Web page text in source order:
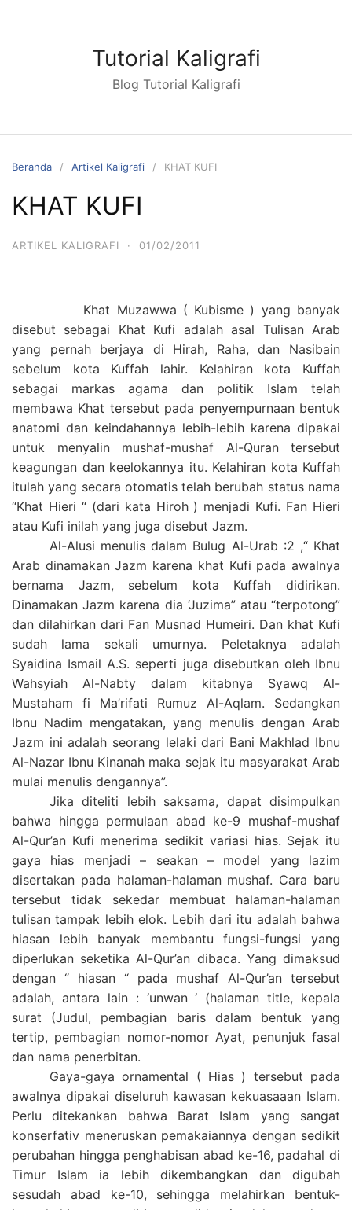
Tutorial Kaligrafi
Blog Tutorial Kaligrafi
Beranda Artikel Kaligrafi KHAT KUFI
KHAT KUFI
ARTIKEL KALIGRAFI · 01/02/2011
Khat Muzawwa ( Kubisme ) yang banyak
disebut sebagai Khat Kufi adalah asal Tulisan Arab
yang pernah berjaya di Hirah, Raha, dan Nasibain
sebelum kota Kuffah lahir. Kelahiran kota Kuffah
sebagai markas agama dan politik Islam telah
membawa Khat tersebut pada penyempurnaan bentuk
anatomi dan keindahannya lebih-lebih karena dipakai
untuk menyalin mushaf-mushaf Al-Quran tersebut
keagungan dan keelokannya itu. Kelahiran kota Kuffah
itulah yang secara otomatis telah berubah status nama
“Khat Hieri “ (dari kata Hiroh ) menjadi Kufi. Fan Hieri
atau Kufi inilah yang juga disebut Jazm.
Al-Alusi menulis dalam Bulug Al-Urab :2 ,“ Khat
Arab dinamakan Jazm karena khat Kufi pada awalnya
bernama Jazm, sebelum kota Kuffah didirikan.
Dinamakan Jazm karena dia ‘Juzima” atau “terpotong”
dan dilahirkan dari Fan Musnad Humeiri. Dan khat Kufi
sudah lama sekali umurnya. Peletaknya adalah
Syaidina Ismail A.S. seperti juga disebutkan oleh Ibnu
Wahsyiah Al-Nabty dalam kitabnya Syawq Al-
Mustaham fi Ma’rifati Rumuz Al-Aqlam. Sedangkan
Ibnu Nadim mengatakan, yang menulis dengan Arab
Jazm ini adalah seorang lelaki dari Bani Makhlad Ibnu
Al-Nazar Ibnu Kinanah maka sejak itu masyarakat Arab
mulai menulis dengannya”.
Jika diteliti lebih saksama, dapat disimpulkan
bahwa hingga permulaan abad ke-9 mushaf-mushaf
Al-Qur’an Kufi menerima sedikit variasi hias. Sejak itu
gaya hias menjadi – seakan – model yang lazim
disertakan pada halaman-halaman mushaf. Cara baru
tersebut tidak sekedar membuat halaman-halaman
tulisan tampak lebih elok. Lebih dari itu adalah bahwa
hiasan lebih banyak membantu fungsi-fungsi yang
diperlukan seketika Al-Qur’an dibaca. Yang dimaksud
dengan “ hiasan “ pada mushaf Al-Qur’an tersebut
adalah, antara lain : ‘unwan ‘ (halaman title, kepala
surat (Judul, pembagian baris dalam bentuk yang
tertip, pembagian nomor-nomor Ayat, penunjuk fasal
dan nama penerbitan.
Gaya-gaya ornamental ( Hias ) tersebut pada
awalnya dipakai diseluruh kawasan kekuasaaan Islam.
Perlu ditekankan bahwa Barat Islam yang sangat
konserfativ meneruskan pemakaiannya dengan sedikit
perubahan hingga penghabisan abad ke-16, padahal di
Timur Islam ia lebih dikembangkan dan digubah
sesudah abad ke-10, sehingga melahirkan bentuk-